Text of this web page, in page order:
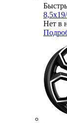
Нет в